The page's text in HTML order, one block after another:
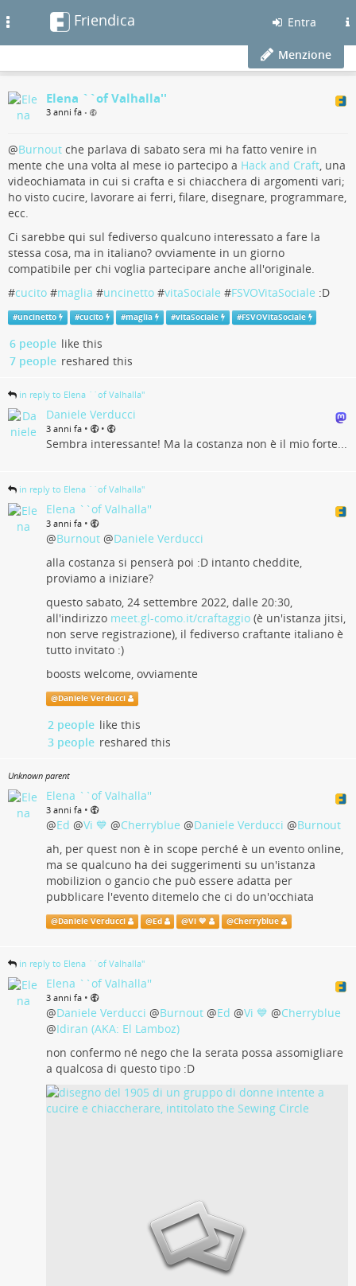
Friendica Entra
Menzione
Elena ``of Valhalla''
3 anni fa •
@Burnout che parlava di sabato sera mi ha fatto venire in
mente che una volta al mese io partecipo a Hack and Craft, una
videochiamata in cui si crafta e si chiacchera di argomenti vari;
ho visto cucire, lavorare ai ferri, filare, disegnare, programmare,
ecc.
Ci sarebbe qui sul fediverso qualcuno interessato a fare la
stessa cosa, ma in italiano? ovviamente in un giorno
compatibile per chi voglia partecipare anche all'originale.
#cucito #maglia #uncinetto #vitaSociale #FSVOVitaSociale :D
#uncinetto #cucito #maglia #vitaSociale #FSVOVitaSociale
6 people like this
7 people reshared this
in reply to Elena ``of Valhalla''
Daniele Verducci
3 anni fa • •
Sembra interessante! Ma la costanza non è il mio forte...
in reply to Elena ``of Valhalla''
Elena ``of Valhalla''
3 anni fa •
@Burnout @Daniele Verducci
alla costanza si penserà poi :D intanto cheddite,
proviamo a iniziare?
questo sabato, 24 settembre 2022, dalle 20:30,
all'indirizzo meet.gl-como.it/craftaggio (è un'istanza jitsi,
non serve registrazione), il fediverso craftante italiano è
tutto invitato :)
boosts welcome, ovviamente
@Daniele Verducci
2 people like this
3 people reshared this
Unknown parent
Elena ``of Valhalla''
3 anni fa •
@Ed @Vi 💙 @Cherryblue @Daniele Verducci @Burnout
ah, per quest non è in scope perché è un evento online,
ma se qualcuno ha dei suggerimenti su un'istanza
mobilizion o gancio che può essere adatta per
pubblicare l'evento ditemelo che ci do un'occhiata
@Daniele Verducci @Ed @Vi 💙 @Cherryblue
in reply to Elena ``of Valhalla''
Elena ``of Valhalla''
3 anni fa •
@Daniele Verducci @Burnout @Ed @Vi 💙 @Cherryblue
@Idiran (AKA: El Lamboz)
non confermo né nego che la serata possa assomigliare
a qualcosa di questo tipo :D